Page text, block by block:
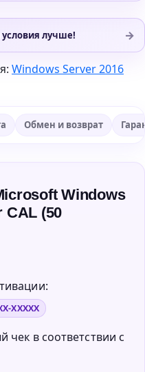
лучше! →
Windows Server 2016
Обмен и возврат
Windows
CAL (50
XXXXX
чек в соответствии с